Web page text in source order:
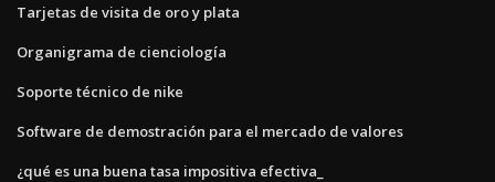
Tarjetas de visita de oro y plata
Organigrama de cienciología
Soporte técnico de nike
Software de demostración para el mercado de valores
¿qué es una buena tasa impositiva efectiva_